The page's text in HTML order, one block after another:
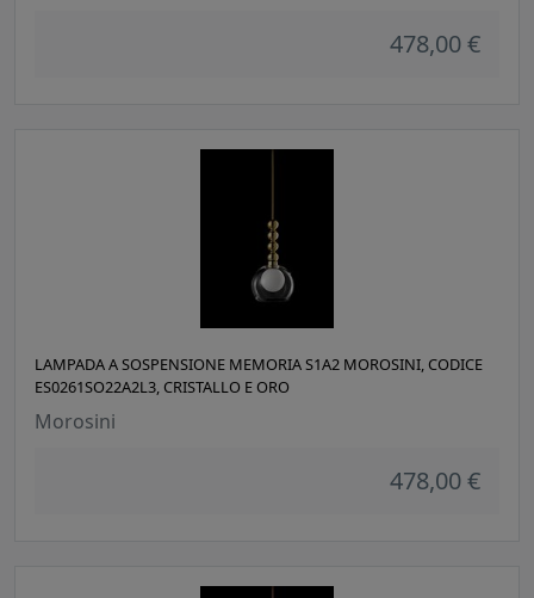
478,00 €
LAMPADA A SOSPENSIONE MEMORIA S1A2 MOROSINI, CODICE
ES0261SO22A2L3, CRISTALLO E ORO
Morosini
478,00 €